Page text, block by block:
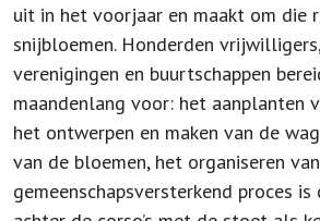
uit in het voorjaar en maakt om die
snijbloemen. Honderden
verenigingen en buurtschappen
maandenlang voor: het aanplanten
het ontwerpen en maken van de
van de bloemen, het organiseren
gemeenschapsversterkend proces